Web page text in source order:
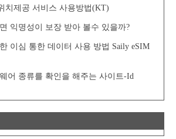
치제공 서비스 사용방법(KT)
익명성이 보장 받아 볼수 있을까?
이심 통한 데이터 사용 방법 Saily eSIM
어 종류를 확인을 해주는 사이트-Id